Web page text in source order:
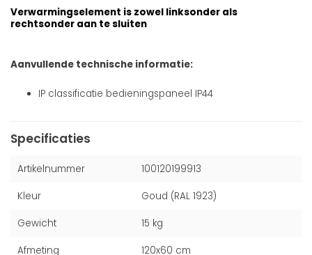
Verwarmingselement is zowel linksonder als
rechtsonder aan te sluiten
Aanvullende technische informatie:
IP classificatie bedieningspaneel IP44
Specificaties
Artikelnummer 100120199913
Kleur Goud (RAL 1923)
Gewicht 15 kg
Afmeting 120x60 cm